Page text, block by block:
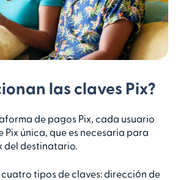
las claves Pix?
de pagos Pix, cada usuario
única, que es necesaria para
del destinatario.
tipos de claves: dirección de